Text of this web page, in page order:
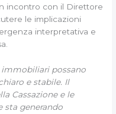
incontro con il Direttore
le implicazioni
interpretativa e
immobiliari possano
e stabile. Il
Cassazione e le
sta generando